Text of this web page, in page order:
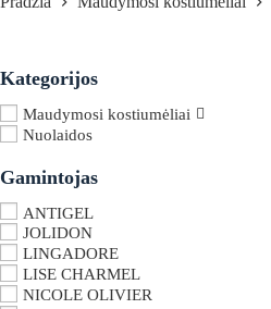
Kategorijos
Maudymosi kostiumėliai
Nuolaidos
Gamintojas
ANTIGEL
JOLIDON
LINGADORE
LISE CHARMEL
NICOLE OLIVIER